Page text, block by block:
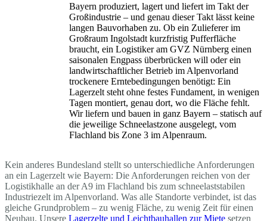
Bayern produziert, lagert und liefert im Takt der
Großindustrie – und genau dieser Takt lässt keine
langen Bauvorhaben zu. Ob ein Zulieferer im
Großraum Ingolstadt kurzfristig Pufferfläche
braucht, ein Logistiker am GVZ Nürnberg einen
saisonalen Engpass überbrücken will oder ein
landwirtschaftlicher Betrieb im Alpenvorland
trockenere Erntebedingungen benötigt: Ein
Lagerzelt steht ohne festes Fundament, in wenigen
Tagen montiert, genau dort, wo die Fläche fehlt.
Wir liefern und bauen in ganz Bayern – statisch auf
die jeweilige Schneelastzone ausgelegt, vom
Flachland bis Zone 3 im Alpenraum.
Kein anderes Bundesland stellt so unterschiedliche Anforderungen
an ein Lagerzelt wie Bayern: Die Anforderungen reichen von der
Logistikhalle an der A9 im Flachland bis zum schneelaststabilen
Industriezelt im Alpenvorland. Was alle Standorte verbindet, ist das
gleiche Grundproblem – zu wenig Fläche, zu wenig Zeit für einen
Neubau. Unsere Lagerzelte und Leichtbauhallen zur Miete setzen